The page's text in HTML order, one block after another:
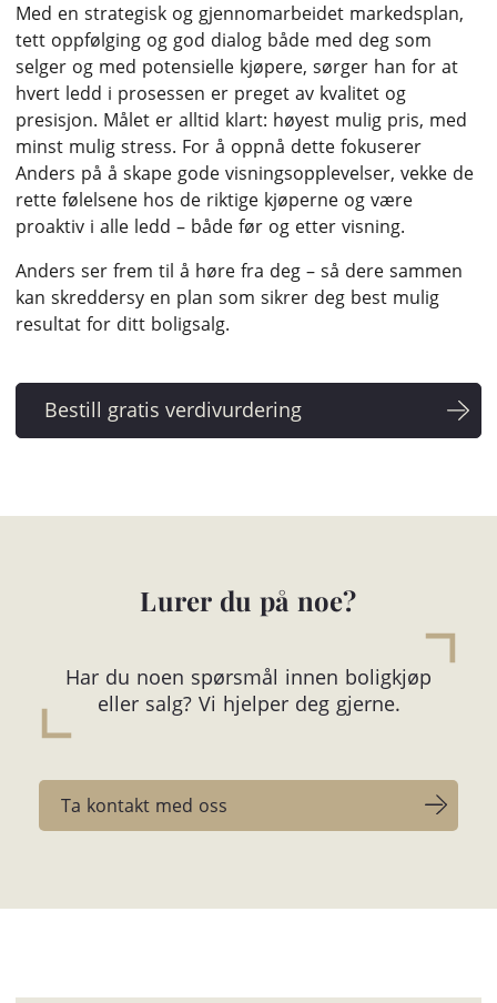
Med en strategisk og gjennomarbeidet markedsplan,
tett oppfølging og god dialog både med deg som
selger og med potensielle kjøpere, sørger han for at
hvert ledd i prosessen er preget av kvalitet og
presisjon. Målet er alltid klart: høyest mulig pris, med
minst mulig stress. For å oppnå dette fokuserer
Anders på å skape gode visningsopplevelser, vekke de
rette følelsene hos de riktige kjøperne og være
proaktiv i alle ledd – både før og etter visning.
Anders ser frem til å høre fra deg – så dere sammen
kan skreddersy en plan som sikrer deg best mulig
resultat for ditt boligsalg.
Lurer du på noe?
Har du noen spørsmål innen boligkjøp
eller salg? Vi hjelper deg gjerne.
Ta kontakt med oss